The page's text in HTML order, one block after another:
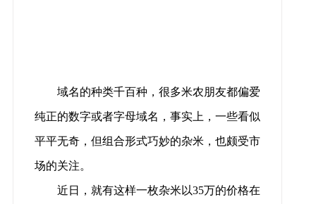
域名的种类千百种，很多米农朋友都偏爱
纯正的数字或者字母域名，事实上，一些看似
平平无奇，但组合形式巧妙的杂米，也颇受市
场的关注。
近日，就有这样一枚杂米以35万的价格在